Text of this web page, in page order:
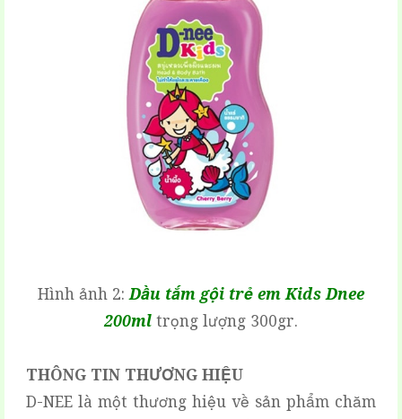
Hình ảnh 2:Dầu tắm gội trẻ em Kids Dnee
200ml trọng lượng 300gr.
THÔNG TIN THƯƠNG HIỆU
D-NEE là một thương hiệu về sản phẩm chăm